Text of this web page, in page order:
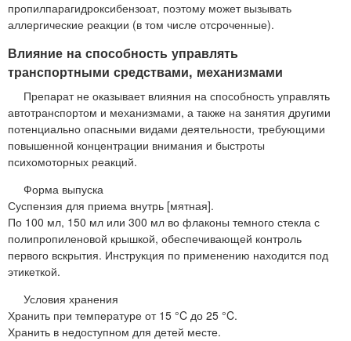
пропилпарагидроксибензоат, поэтому может вызывать
аллергические реакции (в том числе отсроченные).
Влияние на способность управлять
транспортными средствами, механизмами
Препарат не оказывает влияния на способность управлять
автотранспортом и механизмами, а также на занятия другими
потенциально опасными видами деятельности, требующими
повышенной концентрации внимания и быстроты
психомоторных реакций.
Форма выпуска
Суспензия для приема внутрь [мятная].
По 100 мл, 150 мл или 300 мл во флаконы темного стекла с
полипропиленовой крышкой, обеспечивающей контроль
первого вскрытия. Инструкция по применению находится под
этикеткой.
Условия хранения
Хранить при температуре от 15 °C до 25 °C.
Хранить в недоступном для детей месте.